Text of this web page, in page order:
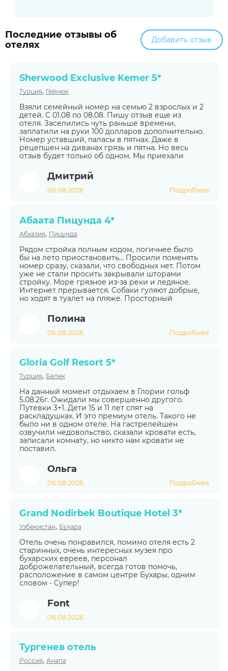
Последние отзывы об
отелях
Добавить отзыв
Sherwood Exclusive Kemer 5*
Турция, Гёйнюк
Взяли семейный номер на семью 2 взрослых и 2
детей. С 01.08 по 08.08. Пишу отзыв еще из
отеля. Заселились чуть раньше времени,
заплатили на руки 100 долларов дополнительно.
Номер уставший, паласы в пятнах. Даже в
рецепшен на диванах грязь и пятна. Но весь
отзыв будет только об одном. Мы приехали
Дмитрий
06.08.2026 Подробнее
Абаата Пицунда 4*
Абхазия, Пицунда
Рядом стройка полным ходом, логичнее было
бы на лето приостановить... Просили поменять
номер сразу, сказали, что свободных нет. Потом
уже не стали просить закрывали шторами
стройку. Море грязное из-за реки и ледяное.
Интернет прерывается. Собаки гуляют добрые,
но ходят в туалет на пляже. Просторный
Полина
06.08.2026 Подробнее
Gloria Golf Resort 5*
Турция, Белек
На данный момент отдыхаем в Глории гольф
5.08.26г. Ожидали мы совершенно другого.
Путевки 3+1. Дети 15 и 11 лет спят на
раскладушках. И это премиум отель. Такого не
было ни в одном отеле. На гастрелейшен
озвучили недовольство, сказали кровати есть,
записали комнату, но никто нам кровати не
поставил.
Ольга
06.08.2026 Подробнее
Grand Nodirbek Boutique Hotel 3*
Узбекистан, Бухара
Отель очень понравился, помимо отеля есть 2
старинных, очень интересных музея про
бухарских евреев, персонал
доброжелательный, всегда готов помочь,
расположение в самом центре Бухары, одним
словом - Супер!
Font
06.08.2026
Тургенев отель
Россия, Анапа